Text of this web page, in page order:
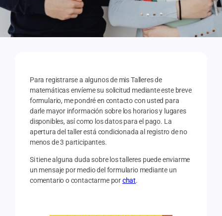
Para registrarse a algunos de mis Talleres de
matemáticas envíeme su solicitud mediante este breve
formulario, me pondré en contacto con usted para
darle mayor información sobre los horarios y lugares
disponibles, así como los datos para el pago. La
apertura del taller está condicionada al registro de no
menos de 3 participantes.
Si tiene alguna duda sobre los talleres puede enviarme
un mensaje por medio del formulario mediante un
comentario o contactarme porchat.